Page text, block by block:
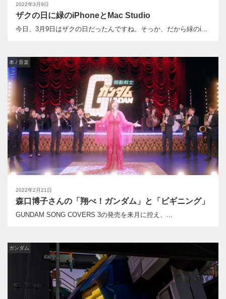
2022年3月9日
ザクの日に緑のiPhoneとMac Studio
今日、3月9日はザクの日だったんですね。そっか、だから緑のi...
2022年2月21日
本 / 音楽
森口博子さんの「翔べ！ガンダム」と「ビギニング」
GUNDAM SONG COVERS 3の発売を来月に控え、...
ガンダム